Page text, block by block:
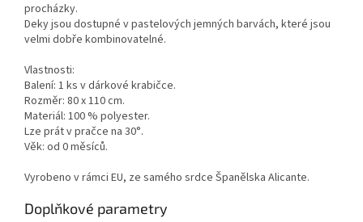
procházky.
Deky jsou dostupné v pastelových jemných barvách, které jsou
velmi dobře kombinovatelné.
Vlastnosti:
Balení: 1 ks v dárkové krabičce.
Rozměr: 80 x 110 cm.
Materiál: 100 % polyester.
Lze prát v pračce na 30°.
Věk: od 0 měsíců.
Vyrobeno v rámci EU, ze samého srdce Španělska Alicante.
Doplňkové parametry